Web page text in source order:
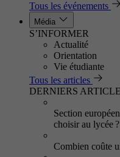
Tous les événements
Média
S’INFORMER
Actualité
Orientation
Vie étudiante
Tous les articles
DERNIERS
Section
choisir au lycée ?
Combien coûte